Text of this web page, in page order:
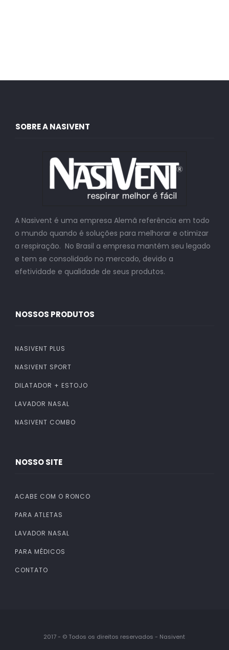
SOBRE A NASIVENT
A Nasivent é uma empresa Alemã referência em todo
o mundo quando é soluções para melhorar e otimizar
a respiração. No Brasil a empresa mantém seu legado
e tem se consolidado no mercado, devido a
efetividade e qualidade de seus produtos.
NOSSOS PRODUTOS
NASIVENT PLUS
NASIVENT SPORT
DILATADOR + ESTOJO
LAVADOR NASAL
NASIVENT COMBO
NOSSO SITE
ACABE COM O RONCO
PARA ATLETAS
LAVADOR NASAL
PARA MÉDICOS
CONTATO
2017 - © Todos os direitos reservados - Nasivent